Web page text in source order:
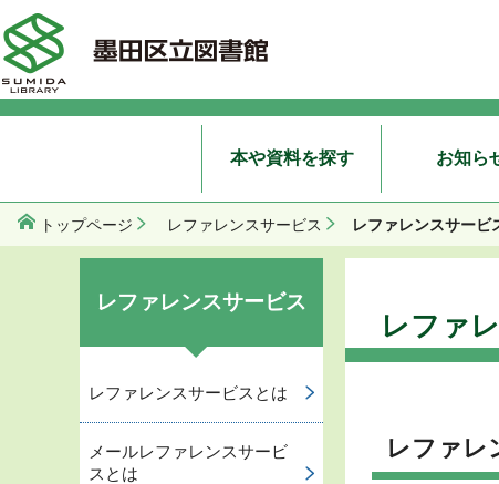
本や資料を探す お知ら
トップページ レファレンスサービス レファレンスサービ
レファ
レファレ
レファレンスサービス
レファレンスサービスとは
メールレファレンスサービ
スとは